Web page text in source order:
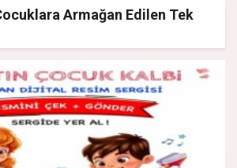
Armağan Edilen Tek